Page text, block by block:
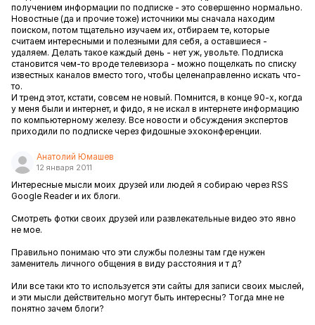
получением информации по подписке - это совершенно нормально.
Новостные (да и прочие тоже) источники мы сначала находим
поиском, потом тщательно изучаем их, отбираем те, которые
считаем интересными и полезными для себя, а оставшиеся -
удаляем. Делать такое каждый день - нет уж, увольте. Подписка
становится чем-то вроде телевизора - можно пощелкать по списку
известных каналов вместо того, чтобы целенаправленно искать что-
то.
И тренд этот, кстати, совсем не новый. Помнится, в конце 90-х, когда
у меня были и интернет, и фидо, я не искал в интернете информацию
по компьютерному железу. Все новости и обсуждения экспертов
приходили по подписке через фидошные эхоконференции.
Анатолий Юмашев
12 января 2011
Интересные мысли моих друзей или людей я собираю через RSS
Google Reader и их блоги.
Смотреть фотки своих друзей или развлекательные видео это явно
не мое.
Правильно понимаю что эти службы полезны там где нужен
заменитель личного общения в виду расстояния и т д?
Или все таки кто то используется эти сайты для записи своих мыслей,
и эти мысли действительно могут быть интересны? Тогда мне не
понятно зачем блоги?